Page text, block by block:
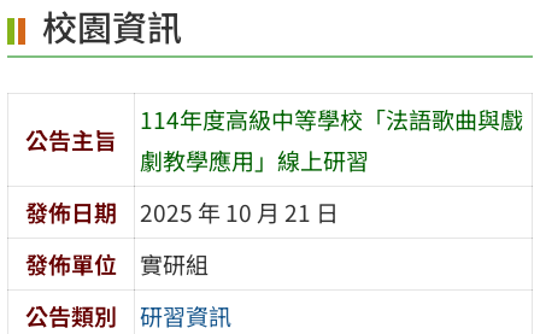
校園資訊
公告主旨
114年度高級中等學校「法語歌曲與戲
劇教學應用」線上研習
發佈日期
2025 年 10 月 21 日
發佈單位
實研組
公告類別
研習資訊